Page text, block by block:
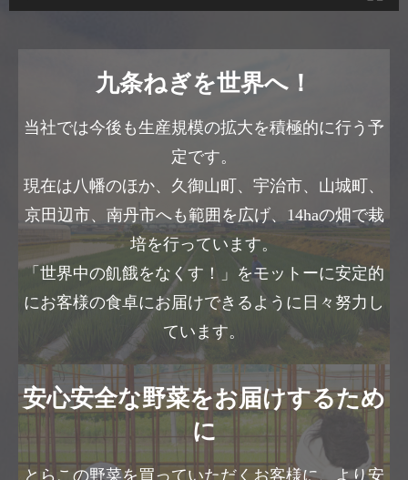
九条ねぎを世界へ！
当社では今後も生産規模の拡大を積極的に行う予
定です。
現在は八幡のほか、久御山町、宇治市、山城町、
京田辺市、南丹市へも範囲を広げ、14haの畑で栽
培を行っています。
「世界中の飢餓をなくす！」をモットーに安定的
にお客様の食卓にお届けできるように日々努力し
ています。
安心安全な野菜をお届けするため
に
とらこの野菜を買っていただくお客様に、より安